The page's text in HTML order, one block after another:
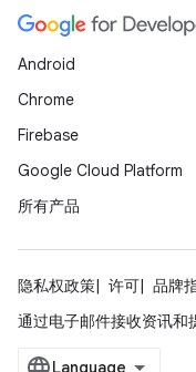
Android
Chrome
Firebase
Google Cloud Platform
所有产品
隐私权政策 许可 品牌
通过电子邮件接收资讯和